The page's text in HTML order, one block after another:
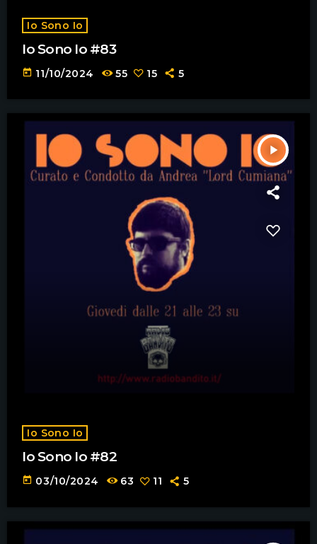
Io Sono Io
Io Sono Io #83
today 11/10/2024 55 15 5
play_arrow
Io Sono Io
Io Sono Io #82
today 03/10/2024 63 11 5